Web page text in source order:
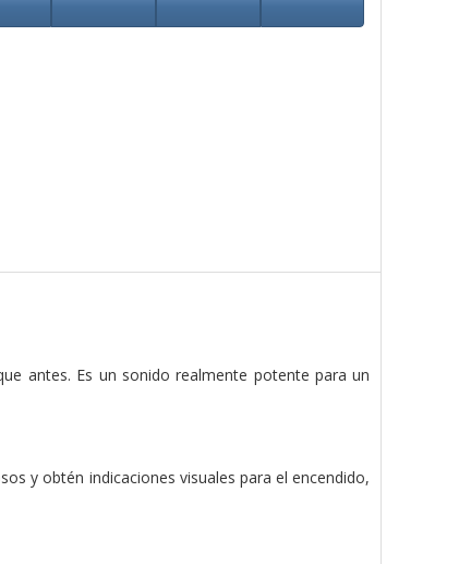
antes. Es un sonido realmente potente para un
y obtén indicaciones visuales para el encendido,